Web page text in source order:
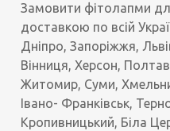
Замовити фітолапми
доставкою по всій
Дніпро, Запоріжжя,
Вінниця, Херсон,
Житомир, Суми,
Івано- Франківськ,
Кропивницький, Біла